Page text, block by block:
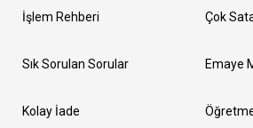
İşlem Rehberi
Sık Sorulan Sorular
Kolay İade
Çok
Emaye